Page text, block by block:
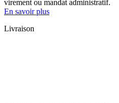
virement ou mandat administratif.
En savoir plus
Livraison